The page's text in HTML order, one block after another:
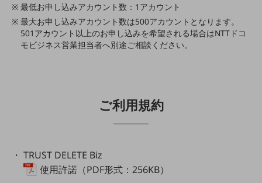
NTTドコモビジネスグループのサステナビリティ
サステナビリティ基本方針
電子公告
最低お申し込みアカウント数：1アカウント
最大お申し込みアカウント数は500アカウントとなります。
501アカウント以上のお申し込みを希望される場合はNTTドコ
モビジネス営業担当者へ別途ご相談ください。
ご利用規約
TRUST DELETE Biz
使用許諾（PDF形式：256KB）